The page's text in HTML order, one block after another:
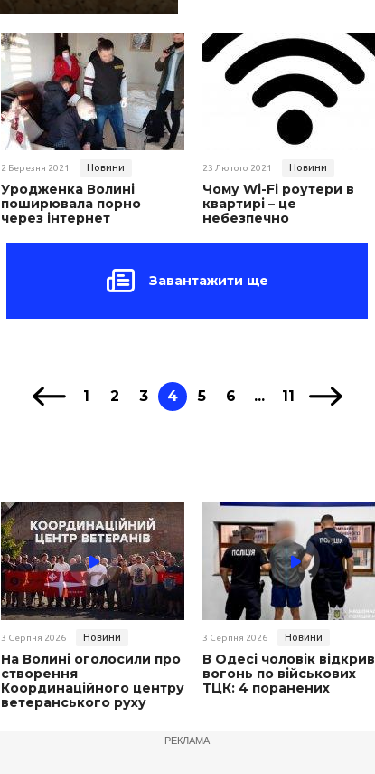
2 Березня 2021 Новини
Уродженка Волині
поширювала порно
через інтернет
23 Лютого 2021 Новини
Чому Wi-Fi роутери в
квартирі – це
небезпечно
Завантажити ще
1 2 3 4 5 6 ... 11
3 Серпня 2026 Новини
На Волині оголосили про
створення
Координаційного центру
ветеранського руху
3 Серпня 2026 Новини
В Одесі чоловік відкрив
вогонь по військових
ТЦК: 4 поранених
РЕКЛАМА